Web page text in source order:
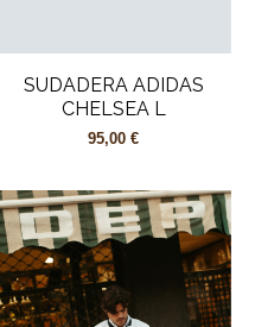
SUDADERA ADIDAS
CHELSEA L
95,00 €